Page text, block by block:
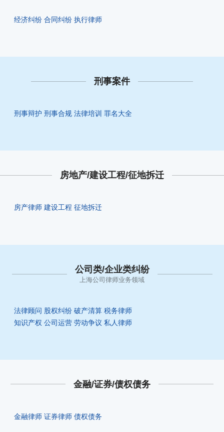
经济纠纷 合同纠纷 执行律师
刑事案件
刑事辩护 刑事合规 法律培训 罪名大全
房地产/建设工程/征地拆迁
房产律师 建设工程 征地拆迁
公司类/企业类纠纷
上海公司律师业务领域
法律顾问 股权纠纷 破产清算 税务律师
知识产权 公司运营 劳动争议 私人律师
金融/证券/债权债务
金融律师 证券律师 债权债务